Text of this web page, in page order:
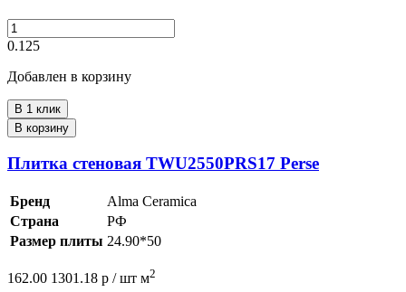
0.125
Добавлен в корзину
В 1 клик
В корзину
Плитка стеновая TWU2550PRS17 Perse
Бренд
Alma Ceramica
Страна
РФ
Размер плиты 24.90*50
162.00 1301.18 р / шт м2